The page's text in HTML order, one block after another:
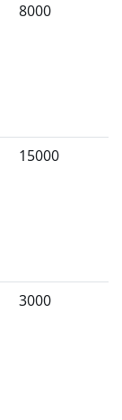
8000
15000
3000